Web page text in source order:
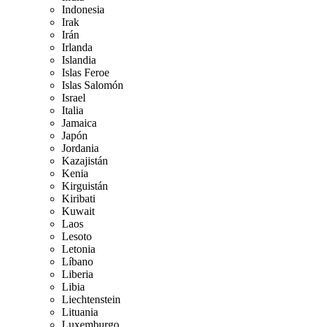
Indonesia
Irak
Irán
Irlanda
Islandia
Islas Feroe
Islas Salomón
Israel
Italia
Jamaica
Japón
Jordania
Kazajistán
Kenia
Kirguistán
Kiribati
Kuwait
Laos
Lesoto
Letonia
Líbano
Liberia
Libia
Liechtenstein
Lituania
Luxemburgo